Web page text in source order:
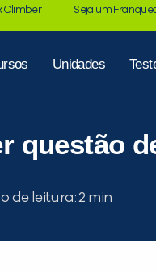
Climber Seja um
Unidades
questão
de leitura: